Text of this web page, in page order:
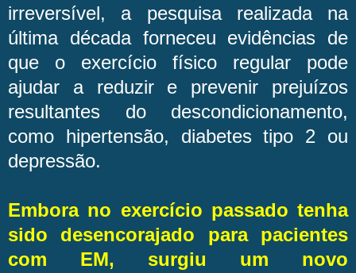
irreversível, a pesquisa realizada na
última década forneceu evidências de
que o exercício físico regular pode
ajudar a reduzir e prevenir prejuízos
resultantes do descondicionamento,
como hipertensão, diabetes tipo 2 ou
depressão.
Embora no exercício passado tenha
sido desencorajado para pacientes
com EM, surgiu um novo